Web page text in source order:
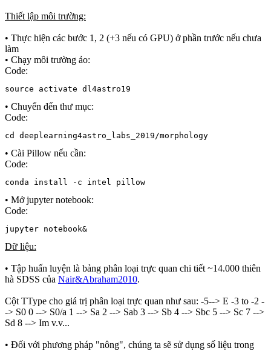
Thiết lập môi trường:
• Thực hiện các bước 1, 2 (+3 nếu có GPU) ở phần trước nếu chưa
làm
• Chạy môi trường ảo:
Code:
source activate dl4astro19
• Chuyển đến thư mục:
Code:
cd deeplearning4astro_labs_2019/morphology
• Cài Pillow nếu cần:
Code:
conda install -c intel pillow
• Mở jupyter notebook:
Code:
jupyter notebook&
Dữ liệu:
• Tập huấn luyện là bảng phân loại trực quan chi tiết ~14.000 thiên
hà SDSS của Nair&Abraham2010.
Cột TType cho giá trị phân loại trực quan như sau: -5--> E -3 to -2 -
-> S0 0 --> S0/a 1 --> Sa 2 --> Sab 3 --> Sb 4 --> Sbc 5 --> Sc 7 -->
Sd 8 --> Im v.v...
• Đối với phương pháp "nông", chúng ta sẽ sử dụng số liệu trong